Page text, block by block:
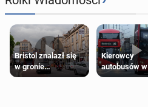
Bristol znalazł się
w gronie
najlepszych
Kierowcy
autobusów w
Londynie